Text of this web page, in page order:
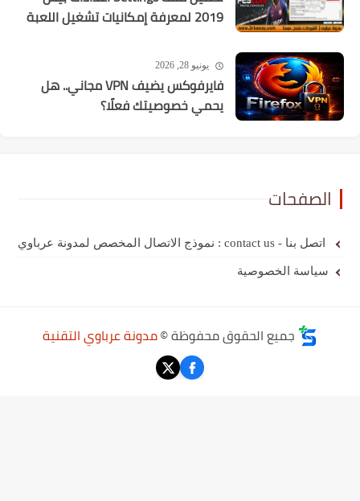
2019 لمعرفة إمكانيات تشغيل اللعبة
يونيو 28, 2026
فايرفوكس يضيف VPN مجاني.. هل
يحمي خصوصيتك فعلًا؟
الصفحات
اتصل بنا - contact us : نموذج الاتصال المخصص لمدونة عرباوي
سياسة الخصوصية
جميع الحقوق محفوظة ©مدونة عرباوي التقنية